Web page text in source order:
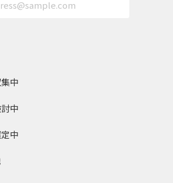
中
中
中